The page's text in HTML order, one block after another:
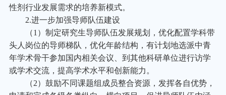
性剂行业发展需求的培养新模式。
2.进一步加强导师队伍建设
（1）制定研究生导师队伍发展规划，优化配置学科带
头人岗位的导师梯队，优化年龄结构，有计划地选派中青
年学术骨干参加国内相关会议、到其他科研单位进行访学
或学术交流，提高学术水平和创新能力。
（2）鼓励不同课题组成员整合资源，发挥各自优势，